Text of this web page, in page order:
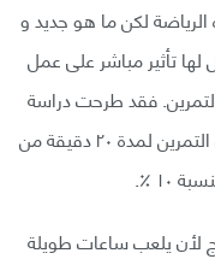
لكن ما هو جديد و
تأثير مباشر على عمل
فقد طرحت دراسة
جديدة من نوعها حول الدماغ و العضلات أن التمرين لمدة ٢٠ دقيقة من
٪.
لأن يلعب ساعات طويلة